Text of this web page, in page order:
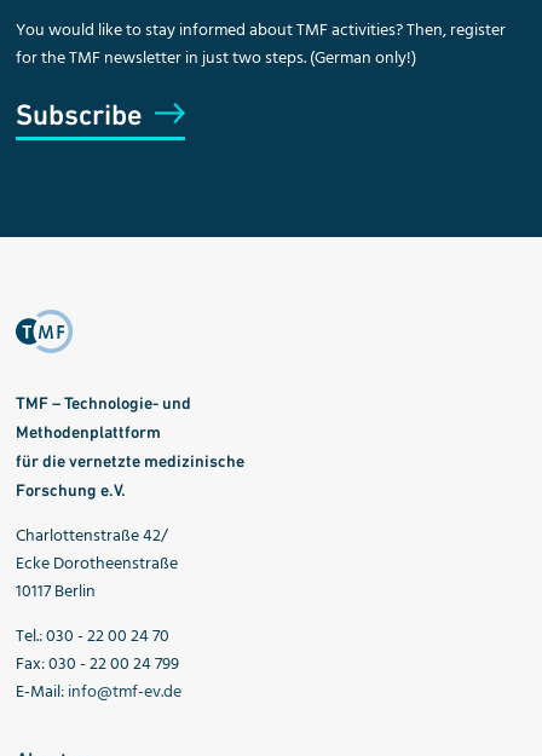
You would like to stay informed about TMF activities? Then, register
for the TMF newsletter in just two steps. (German only!)
Subscribe
TMF – Technologie- und
Methodenplattform
für die vernetzte medizinische
Forschung e.V.
Charlottenstraße 42/
Ecke Dorotheenstraße
10117 Berlin
Tel.: 030 - 22 00 24 70
Fax: 030 - 22 00 24 799
E-Mail:info@tmf-ev.de